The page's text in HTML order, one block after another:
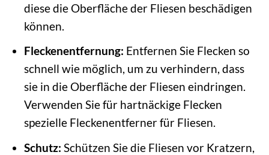
diese die Oberfläche der Fliesen beschädigen
können.
Fleckenentfernung: Entfernen Sie Flecken so
schnell wie möglich, um zu verhindern, dass
sie in die Oberfläche der Fliesen eindringen.
Verwenden Sie für hartnäckige Flecken
spezielle Fleckenentferner für Fliesen.
Schutz: Schützen Sie die Fliesen vor Kratzern,